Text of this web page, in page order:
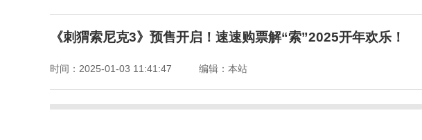
《刺猬索尼克3》预售开启！速速购票解“索”2025开年欢乐！
时间： 2025-01-03 11:41:47 编辑： 本站